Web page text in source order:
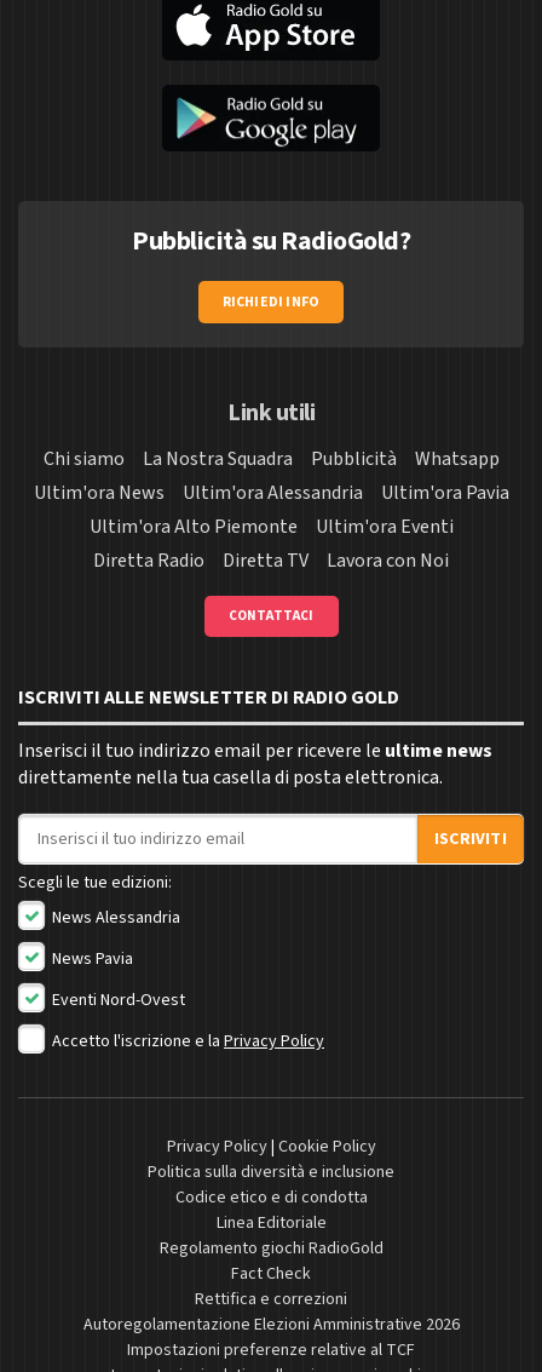
Pubblicità su RadioGold?
RICHIEDI INFO
Link utili
Chi siamo La Nostra Squadra Pubblicità
Whatsapp
Ultim'ora News
Ultim'ora Alessandria
Ultim'ora Pavia
Ultim'ora Alto Piemonte
Ultim'ora Eventi
Diretta Radio
Diretta TV Lavora con Noi
CONTATTACI
ISCRIVITI ALLE NEWSLETTER DI RADIO GOLD
Inserisci il tuo indirizzo email per ricevere le ultime news
direttamente nella tua casella di posta elettronica.
Indirizzo email
ISCRIVITI
Scegli le tue edizioni:
News Alessandria
News Pavia
Eventi Nord-Ovest
Accetto l'iscrizione e la Privacy Policy
Privacy Policy| Cookie Policy
Politica sulla diversità e inclusione
Codice etico e di condotta
Linea Editoriale
Regolamento giochi RadioGold
Fact Check
Rettifica e correzioni
Autoregolamentazione Elezioni Amministrative 2026
Impostazioni preferenze relative al TCF